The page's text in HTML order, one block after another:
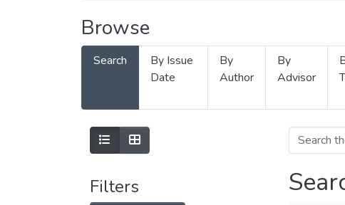
Browse
Search
By Issue
Date
By
Author
By
Advisor
Filters